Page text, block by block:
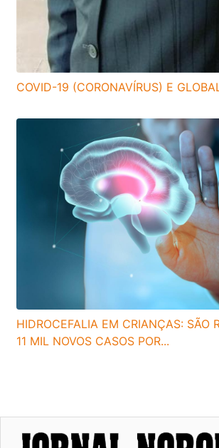
COVID-19 (CORONAVÍRUS) E
HIDROCEFALIA EM CRIANÇAS: SÃO
11 MIL NOVOS CASOS POR...